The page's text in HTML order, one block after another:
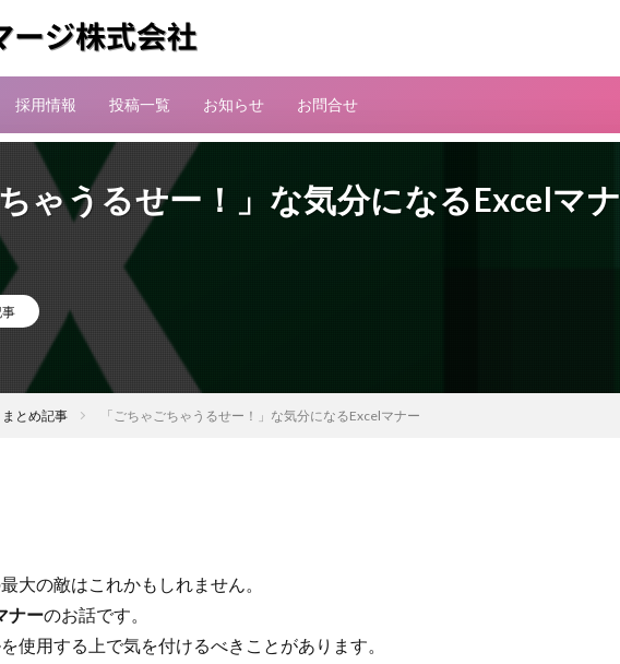
採用情報 投稿一覧 お知らせ お問合せ
ゃうるせー！」な気分になるExcelマナ
事
まとめ記事 「ごちゃごちゃうるせー！」な気分になるExcelマナー
大の敵はこれかもしれません。
ナーのお話です。
使用する上で気を付けるべきことがあります。